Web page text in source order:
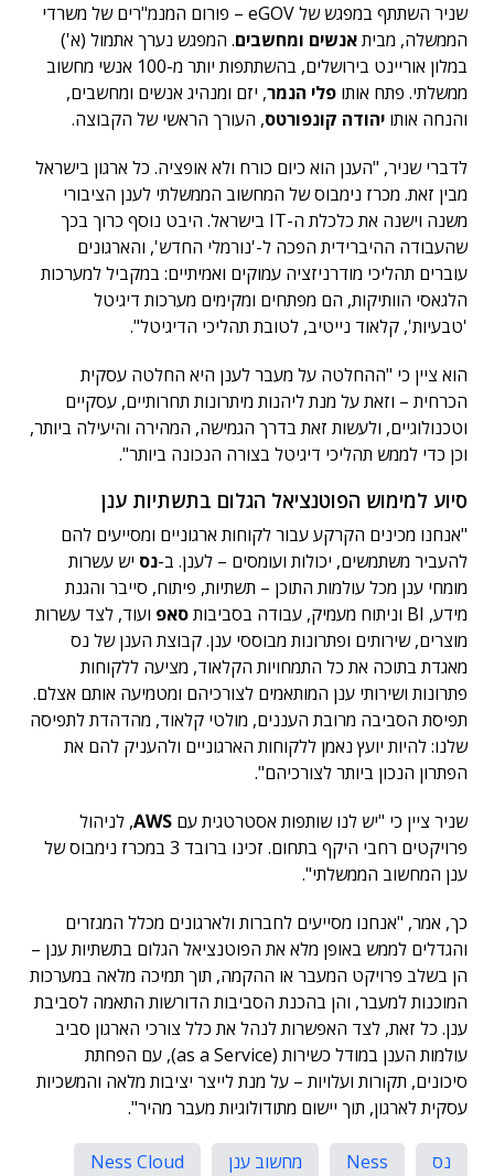
שניר השתתף במפגש של eGOV – פורום המנמ"רים של משרדי
הממשלה, מביתאנשים ומחשבים. המפגש נערך אתמול (א')
במלון אוריינט בירושלים, בהשתתפות יותר מ-100 אנשי מחשוב
ממשלתי. פתח אותו פלי הנמר, יזם ומנהיג אנשים ומחשבים,
והנחה אותו יהודה קונפורטס, העורך הראשי של הקבוצה.
לדברי שניר, "הענן הוא כיום כורח ולא אופציה. כל ארגון בישראל
מבין זאת. מכרז נימבוס של המחשוב הממשלתי לענן הציבורי
משנה וישנה את כלכלת ה-IT בישראל. היבט נוסף כרוך בכך
שהעבודה ההיברידית הפכה ל-'נורמלי החדש', והארגונים
עוברים תהליכי מודרניזציה עמוקים ואמיתיים: במקביל למערכות
הלגאסי הוותיקות, הם מפתחים ומקימים מערכות דיגיטל
'טבעיות', קלאוד נייטיב, לטובת תהליכי הדיגיטל".
הוא ציין כי "ההחלטה על מעבר לענן היא החלטה עסקית
הכרחית – וזאת על מנת ליהנות מיתרונות תחרותיים, עסקיים
וטכנולוגיים, ולעשות זאת בדרך הגמישה, המהירה והיעילה ביותר,
וכן כדי לממש תהליכי דיגיטל בצורה הנכונה ביותר".
סיוע למימוש הפוטנציאל הגלום בתשתיות ענן
"אנחנו מכינים הקרקע עבור לקוחות ארגוניים ומסייעים להם
להעביר משתמשים, יכולות ועומסים – לענן. ב-נס יש עשרות
מומחי ענן מכל עולמות התוכן – תשתיות, פיתוח, סייבר והגנת
מידע, BI וניתוח מעמיק, עבודה בסביבות
סאפ ועוד, לצד עשרות
מוצרים, שירותים ופתרונות מבוססי ענן. קבוצת הענן של נס
מאגדת בתוכה את כל התמחויות הקלאוד, מציעה ללקוחות
פתרונות ושירותי ענן המותאמים לצורכיהם ומטמיעה אותם אצלם.
תפיסת הסביבה מרובת העננים, מולטי קלאוד, מהדהדת לתפיסה
שלנו: להיות יועץ נאמן ללקוחות הארגוניים ולהעניק להם את
הפתרון הנכון ביותר לצורכיהם".
שניר ציין כי "יש לנו שותפות אסטרטגית עם AWS, לניהול
פרויקטים רחבי היקף בתחום. זכינו ברובד 3 במכרז נימבוס של
ענן המחשוב הממשלתי".
כך, אמר, "אנחנו מסייעים לחברות ולארגונים מכלל המגזרים
והגדלים לממש באופן מלא את הפוטנציאל הגלום בתשתיות ענן –
הן בשלב פרויקט המעבר או ההקמה, תוך תמיכה מלאה במערכות
המוכנות למעבר, והן בהכנת הסביבות הדורשות התאמה לסביבת
ענן. כל זאת, לצד האפשרות לנהל את כלל צורכי הארגון סביב
עולמות הענן במודל כשירות (as a Service), עם הפחתת
סיכונים, תקורות ועלויות – על מנת לייצר יציבות מלאה והמשכיות
עסקית לארגון, תוך יישום מתודולוגיות מעבר מהיר".
נס Ness מחשוב ענן
Ness Cloud